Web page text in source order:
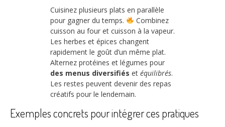
Cuisinez plusieurs plats en parallèle
pour gagner du temps.
Combinez
cuisson au four et cuisson à la vapeur.
Les herbes et épices changent
rapidement le goût d’un même plat.
Alternez protéines et légumes pour
des menus diversifiés et équilibrés.
Les restes peuvent devenir des repas
créatifs pour le lendemain.
Exemples concrets pour intégrer ces pratiques